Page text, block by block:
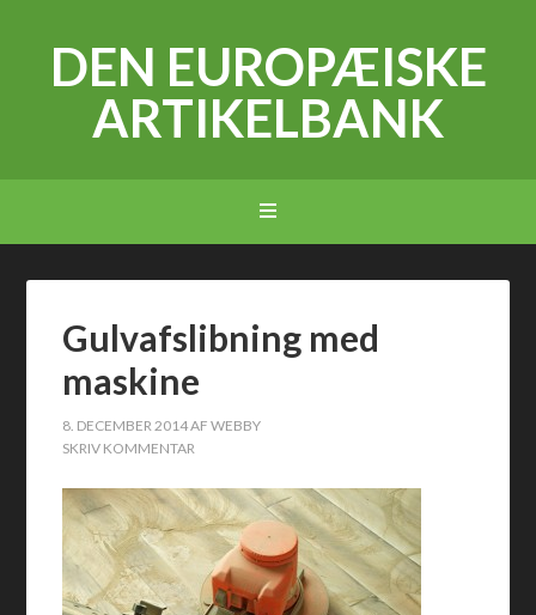
DEN EUROPÆISKE
ARTIKELBANK
Gulvafslibning med
maskine
8. DECEMBER 2014AFWEBBY
SKRIV KOMMENTAR